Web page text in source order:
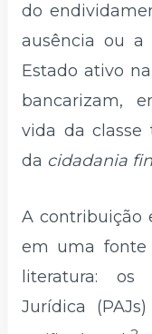
do
ausência ou a
Estado ativo
bancarizam,
vida da classe
da cidadania
A contribuição
em uma fonte
literatura: os
Jurídica